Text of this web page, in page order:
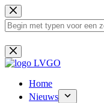
Ga
naar
de
Geen
resultaten
Home
Nieuws